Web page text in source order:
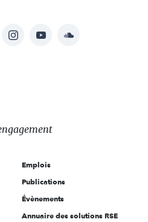
InstagramYouTubeSoundcloud
Emplois
Publications
Évènements
Annuaire des solutions RSE